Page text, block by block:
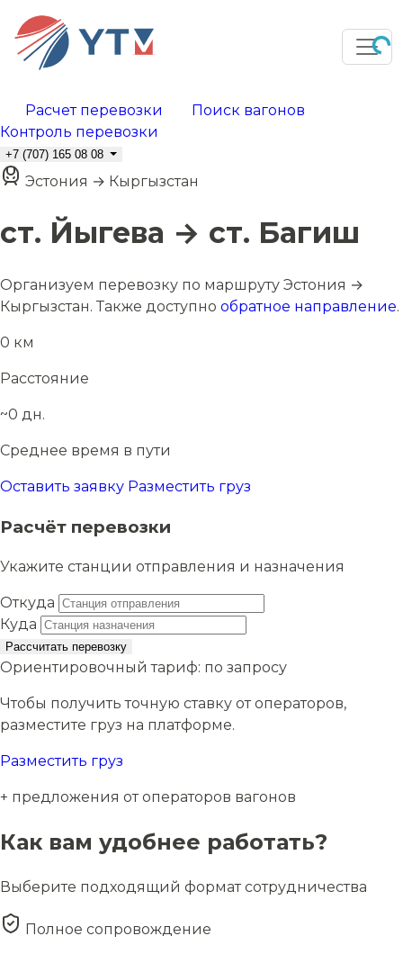
Расчет перевозки
Поиск вагонов
Контроль перевозки
+7 (707) 165 08 08
Эстония → Кыргызстан
ст. Йыгева → ст. Багиш
Организуем перевозку по маршруту Эстония →
Кыргызстан. Также доступно обратное направление.
0 км
Расстояние
~0 дн.
Среднее время в пути
Оставить заявку Разместить груз
Расчёт перевозки
Укажите станции отправления и назначения
Откуда
Куда
Рассчитать перевозку
Ориентировочный тариф: по запросу
Чтобы получить точную ставку от операторов,
разместите груз на платформе.
Разместить груз
+ предложения от операторов вагонов
Как вам удобнее работать?
Выберите подходящий формат сотрудничества
Полное сопровождение